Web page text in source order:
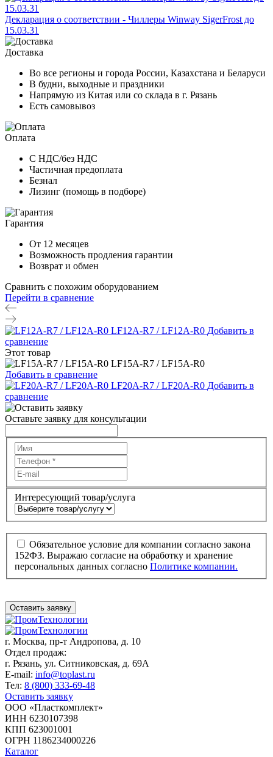
Декларация о соответствии - Чиллеры Winway SigerFrost до
15.03.31
Доставка
Во все регионы и города России, Казахстана и Беларуси
В будни, выходные и праздники
Напрямую из Китая или со склада в г. Рязань
Есть самовывоз
Оплата
С НДС/без НДС
Частичная предоплата
Безнал
Лизинг (помощь в подборе)
Гарантия
От 12 месяцев
Возможность продления гарантии
Возврат и обмен
Сравнить с похожим оборудованием
Перейти в сравнение
LF12A-R7 / LF12A-R0 Добавить в
сравнение
Этот товар
LF15A-R7 / LF15A-R0
Добавить в сравнение
LF20A-R7 / LF20A-R0 Добавить в
сравнение
Оставьте заявку для консультации
Интересующий товар/услуга
Обязательное условие для компании согласно закона
152ФЗ. Выражаю согласие на обработку и хранение
персональных данных согласно Политике компании.
Оставить заявку
г. Москва, пр-т Андропова, д. 10
Отдел продаж:
г. Рязань, ул. Ситниковская, д. 69А
E-mail: info@toplast.ru
Тел: 8 (800) 333-69-48
Оставить заявку
ООО «Пласткомплект»
ИНН 6230107398
КПП 623001001
ОГРН 1186234000226
Каталог